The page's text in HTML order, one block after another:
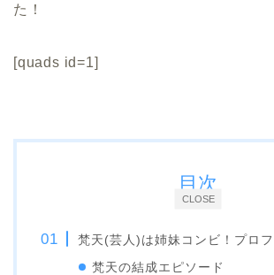
た！
[quads id=1]
CLOSE
目次
梵天(芸人)は姉妹コンビ！プロ
梵天の結成エピソード